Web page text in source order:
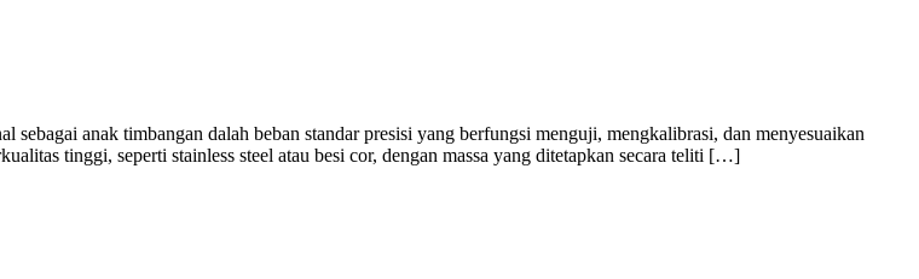
anak timbangan dalah beban standar presisi yang berfungsi menguji, mengkalibrasi, dan menyesuaikan
tinggi, seperti stainless steel atau besi cor, dengan massa yang ditetapkan secara teliti […]